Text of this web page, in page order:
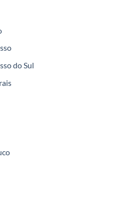
do Sul